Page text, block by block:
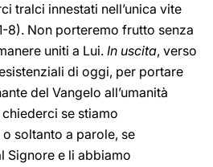
tralci innestati nell’unica vite
8). Non porteremo frutto senza
uniti a Lui. In uscita, verso
di oggi, per portare
del Vangelo all’umanità
se stiamo
soltanto a parole, se
Signore e li abbiamo